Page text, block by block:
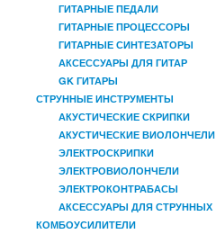
ГИТАРНЫЕ ПЕДАЛИ
ГИТАРНЫЕ ПРОЦЕССОРЫ
ГИТАРНЫЕ СИНТЕЗАТОРЫ
АКСЕССУАРЫ ДЛЯ ГИТАР
GK ГИТАРЫ
СТРУННЫЕ ИНСТРУМЕНТЫ
АКУСТИЧЕСКИЕ СКРИПКИ
АКУСТИЧЕСКИЕ ВИОЛОНЧЕЛИ
ЭЛЕКТРОСКРИПКИ
ЭЛЕКТРОВИОЛОНЧЕЛИ
ЭЛЕКТРОКОНТРАБАСЫ
АКСЕССУАРЫ ДЛЯ СТРУННЫХ
КОМБОУСИЛИТЕЛИ